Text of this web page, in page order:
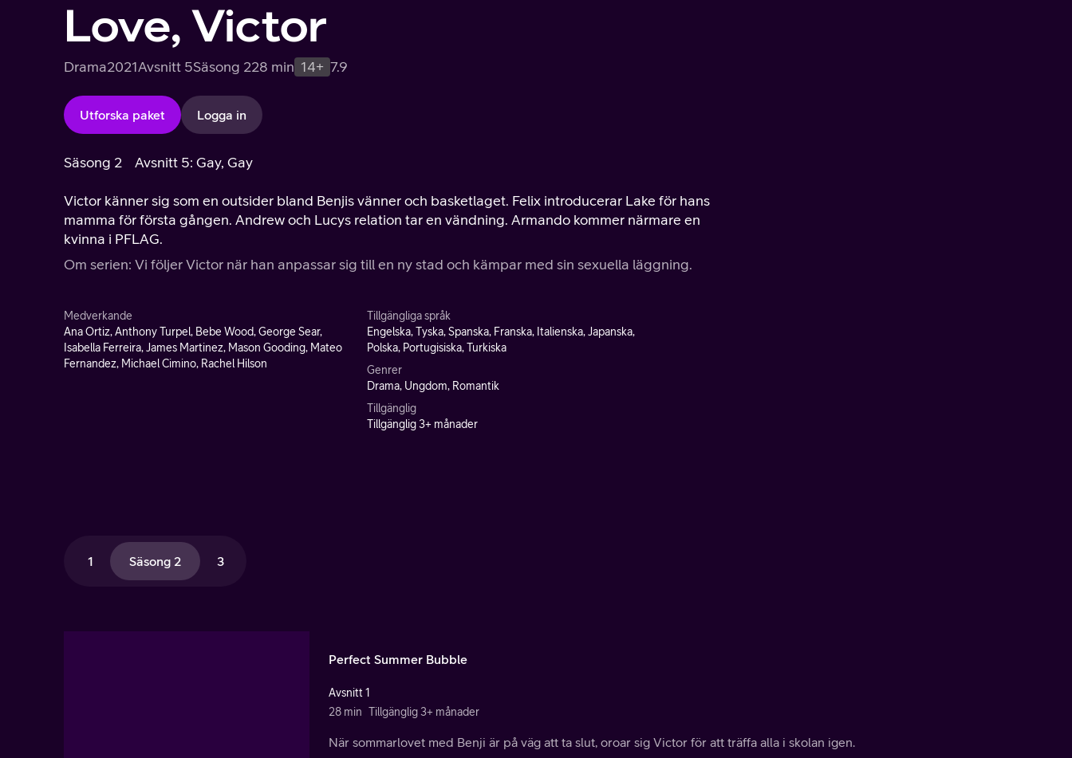
Love, Victor
Drama2021Avsnitt 5Säsong 228 min 14+ 7.9
Utforska paket Logga in
Säsong 2 Avsnitt 5: Gay, Gay
Victor känner sig som en outsider bland Benjis vänner och basketlaget. Felix introducerar Lake för hans
mamma för första gången. Andrew och Lucys relation tar en vändning. Armando kommer närmare en
kvinna i PFLAG.
Om serien: Vi följer Victor när han anpassar sig till en ny stad och kämpar med sin sexuella läggning.
Medverkande
Ana Ortiz, Anthony Turpel, Bebe Wood, George Sear,
Isabella Ferreira, James Martinez, Mason Gooding, Mateo
Fernandez, Michael Cimino, Rachel Hilson
Tillgängliga språk
Engelska, Tyska, Spanska, Franska, Italienska, Japanska,
Polska, Portugisiska, Turkiska
Genrer
Drama, Ungdom, Romantik
Tillgänglig
Tillgänglig 3+ månader
1 Säsong 2 3
Perfect Summer Bubble
Avsnitt 1
28 min Tillgänglig 3+ månader
När sommarlovet med Benji är på väg att ta slut, oroar sig Victor för att träffa alla i skolan igen.